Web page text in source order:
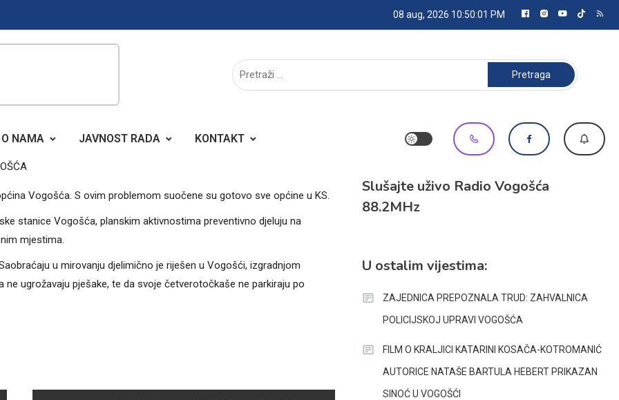
08 aug, 2026 10:50:01 PM
Pretraga:
O NAMA JAVNOST RADA KONTAKT
Vogošća. S ovim problemom suočene su gotovo sve općine u KS.
stanice Vogošća, planskim aktivnostima preventivno djeluju na
mjestima.
u mirovanju djelimično je riješen u Vogošći, izgradnjom
ugrožavaju pješake, te da svoje četverotočkaše ne parkiraju po
Slušajte uživo Radio Vogošća
88.2MHz
U ostalim vijestima:
ZAJEDNICA PREPOZNALA TRUD: ZAHVALNICA
POLICIJSKOJ UPRAVI VOGOŠĆA
FILM O KRALJICI KATARINI KOSAČA-KOTROMANIĆ
AUTORICE NATAŠE BARTULA HEBERT PRIKAZAN
SINOĆ U VOGOŠĆI